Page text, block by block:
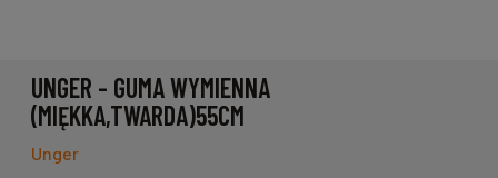
UNGER - GUMA WYMIENNA
(MIĘKKA,TWARDA)55CM
Unger